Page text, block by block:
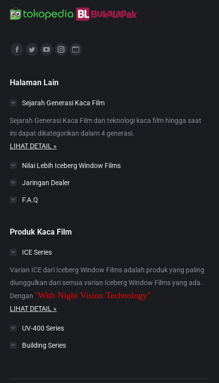
Find us on:
opens
new
window
opens
new
window
YouTube
opens
new
window
Instagram
new
window
new
window
Halaman Lain
Sejarah Generasi Kaca Film
Sejarah Generasi Kaca Film dan teknologi kaca film hingga saat
ini dapat dikategorikan dalam 4 generasi.
LIHAT DETAIL »
Nilai Lebih Iceberg Window Films
Jaringan Dealer
F.A.Q
Produk Kaca Film
ICE Series
Varian ICE dari Iceberg Window Films adalah produk yang paling
diunggulkan dari semua varian Iceberg Window Films yang ada.
Dengan "With Night Vision Technology"
LIHAT DETAIL »
UV-400 Series
Building Series